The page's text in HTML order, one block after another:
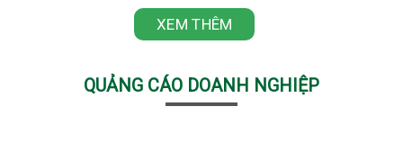
XEM THÊM
QUẢNG CÁO DOANH NGHIỆP